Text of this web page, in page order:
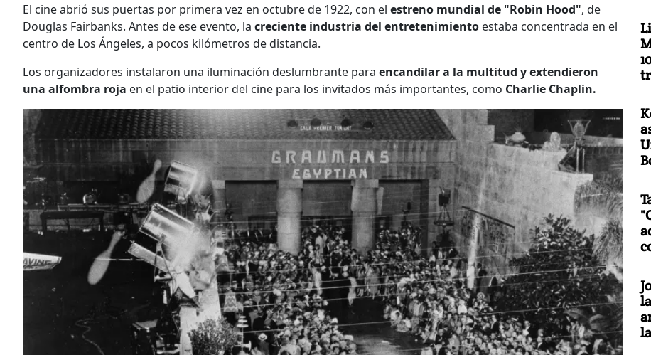
El cine abrió sus puertas por primera vez en octubre de 1922, con el estreno mundial de "Robin Hood", de
Douglas Fairbanks. Antes de ese evento, la creciente industria del entretenimiento estaba concentrada en el
centro de Los Ángeles, a pocos kilómetros de distancia.
Los organizadores instalaron una iluminación deslumbrante para encandilar a la multitud y extendieron
una alfombra roja en el patio interior del cine para los invitados más importantes, como Charlie Chaplin.